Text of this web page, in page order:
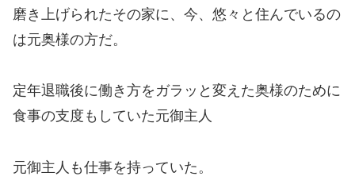
磨き上げられたその家に、今、悠々と住んでいるの
は元奥様の方だ。
定年退職後に働き方をガラッと変えた奥様のために
食事の支度もしていた元御主人
元御主人も仕事を持っていた。